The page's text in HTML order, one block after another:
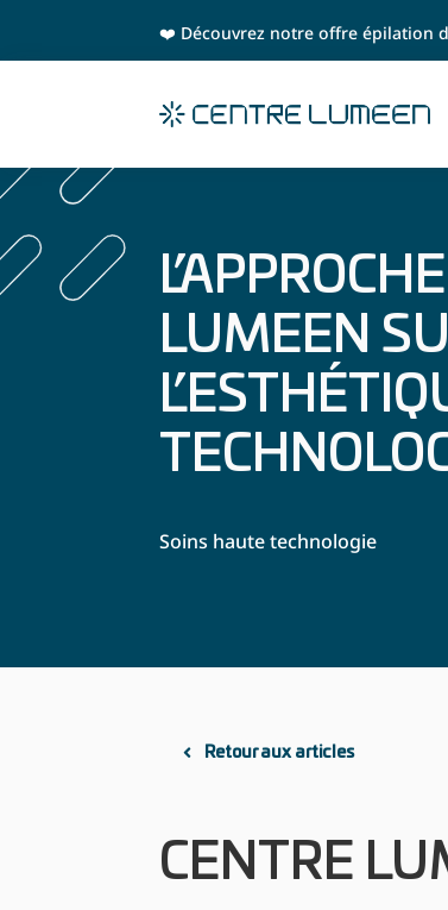
❤️ Découvrez notre offre épilation
LUMEEN
Soins haute technologie
Retour aux articles
CENTRE